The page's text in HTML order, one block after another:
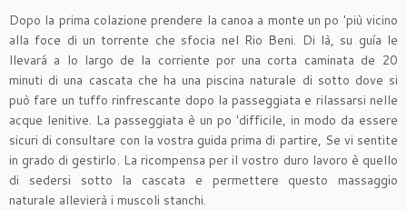
Dopo la prima colazione prendere la canoa a monte un po 'più vicino
alla foce di un torrente che sfocia nel Rio Beni. Di là, su guía le
llevará a lo largo de la corriente por una corta caminata de 20
minuti di una cascata che ha una piscina naturale di sotto dove si
può fare un tuffo rinfrescante dopo la passeggiata e rilassarsi nelle
acque lenitive. La passeggiata è un po 'difficile, in modo da essere
sicuri di consultare con la vostra guida prima di partire, Se vi sentite
in grado di gestirlo. La ricompensa per il vostro duro lavoro è quello
di sedersi sotto la cascata e permettere questo massaggio
naturale allevierà i muscoli stanchi.